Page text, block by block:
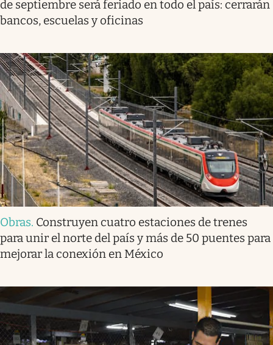
de septiembre será feriado en todo el país: cerrarán
bancos, escuelas y oficinas
Obras. Construyen cuatro estaciones de trenes
para unir el norte del país y más de 50 puentes para
mejorar la conexión en México